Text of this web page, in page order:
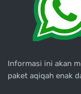
Informasi ini akan
paket aqiqah enak